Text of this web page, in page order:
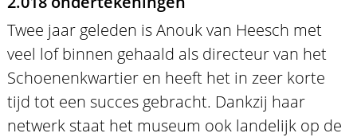
Twee jaar geleden is Anouk van Heesch met
veel lof binnen gehaald als directeur van het
Schoenenkwartier en heeft het in zeer korte
tijd tot een succes gebracht. Dankzij haar
netwerk staat het museum ook landelijk op de